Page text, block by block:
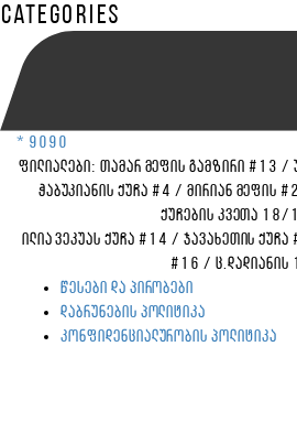
Categories
* 9090
ფილიალები: თამარ მეფის გამზირი #13 /
ჭაბუკიანის ქუჩა #4 / მირიან მეფის
ქუჩების კვეთა 18/
ილია ვეკუას ქუჩა #14 / ჯავახეთის
#16 /ც.დადიანის
წესები და პირობები
დაბრუნების პოლიტიკა
კონფიდენციალურობის პოლიტიკა